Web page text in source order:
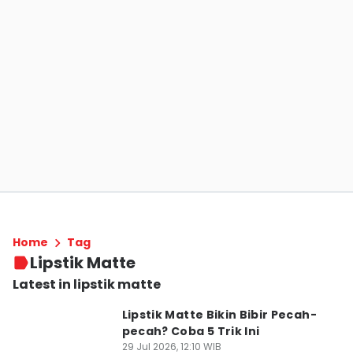
Home Tag
Lipstik Matte
Latest in lipstik matte
Lipstik Matte Bikin Bibir Pecah-
pecah? Coba 5 Trik Ini
29 Jul 2026, 12:10 WIB